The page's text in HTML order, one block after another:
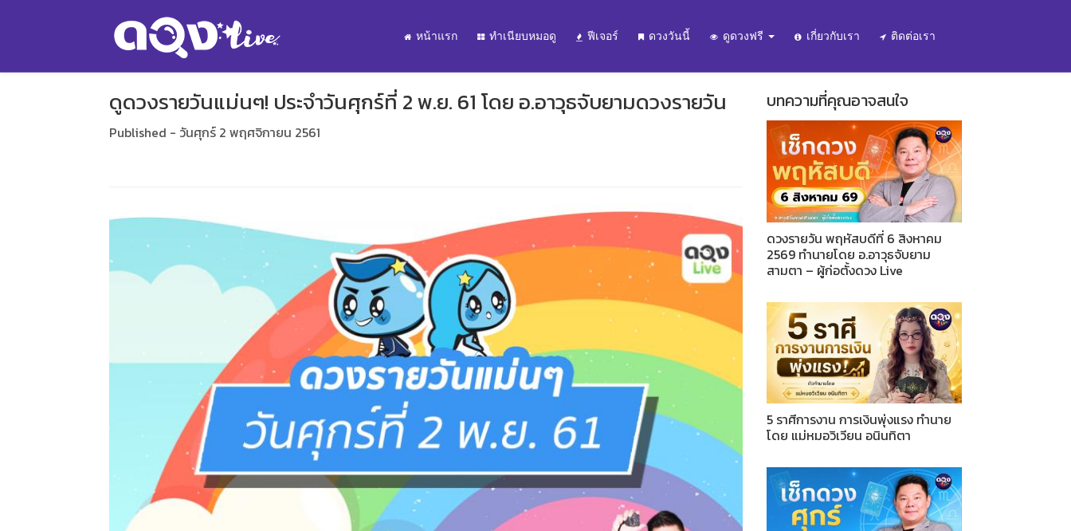
หน้าแรก ทำเนียบหมอดู ฟีเจอร์ ดวงวันนี้ ดูดวงฟรี เกี่ยวกับเรา ติดต่อเรา
ดูดวงรายวันแม่นๆ! ประจำวันศุกร์ที่ 2 พ.ย. 61 โดย อ.อาวุธจับยามดวงรายวัน
Published - วันศุกร์ 2 พฤศจิกายน 2561
บทความที่คุณอาจสนใจ
ดวงรายวัน พฤหัสบดีที่ 6 สิงหาคม
2569 ทำนายโดย อ.อาวุธจับยาม
สามตา – ผู้ก่อตั้งดวง Live
5 ราศีการงาน การเงินพุ่งแรง ทำนาย
โดย แม่หมอวิเวียน อนินทิตา